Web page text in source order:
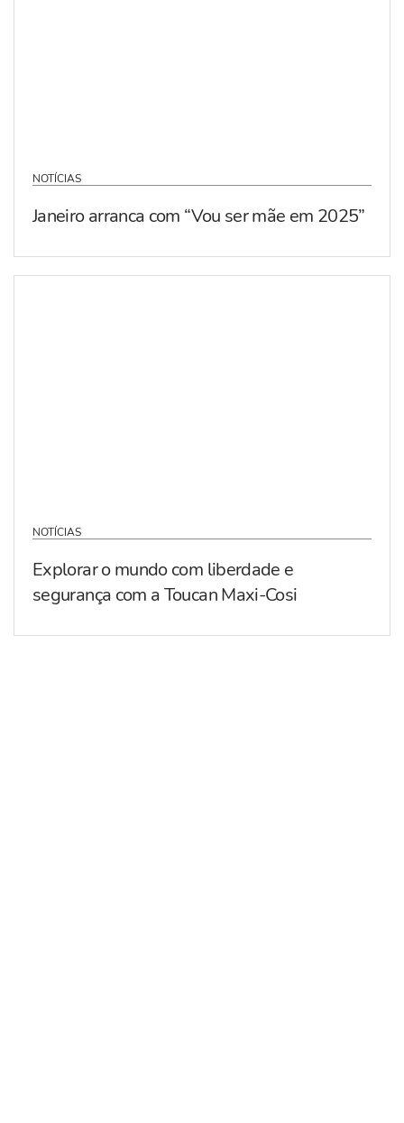
NOTÍCIAS
Janeiro arranca com “Vou ser mãe em 2025”
NOTÍCIAS
Explorar o mundo com liberdade e
segurança com a Toucan Maxi-Cosi